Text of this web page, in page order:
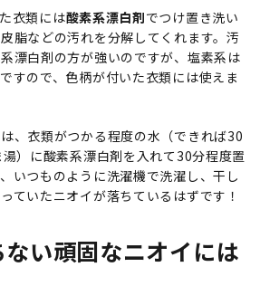
衣類には酸素系漂白剤でつけ置き洗い
脂などの汚れを分解してくれます。汚
漂白剤の方が強いのですが、塩素系は
すので、色柄が付いた衣類には使えま
、衣類がつかる程度の水（できれば30
）に酸素系漂白剤を入れて30分程度置
いつものように洗濯機で洗濯し、干し
ていたニオイが落ちているはずです！
い頑固なニオイには